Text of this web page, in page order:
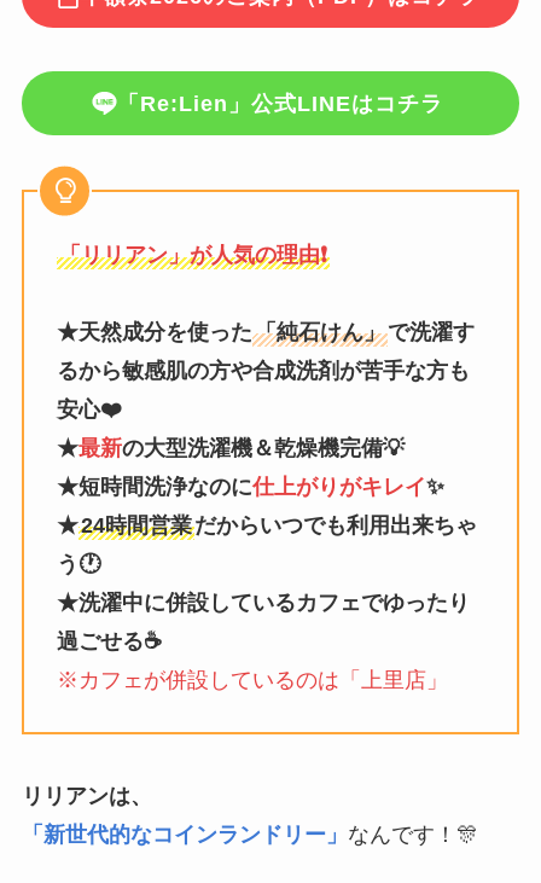
「Re:Lien」公式LINEはコチラ
「リリアン」が人気の理由❗️
★天然成分を使った「純石けん」で洗濯す
るから敏感肌の方や合成洗剤が苦手な方も
安心❤️
★最新の大型洗濯機＆乾燥機完備💡
★短時間洗浄なのに仕上がりがキレイ✨
★24時間営業だからいつでも利用出来ちゃ
う🕐
★洗濯中に併設しているカフェでゆったり
過ごせる☕️
※カフェが併設しているのは「上里店」
リリアンは、
「新世代的なコインランドリー」 なんです！🎊